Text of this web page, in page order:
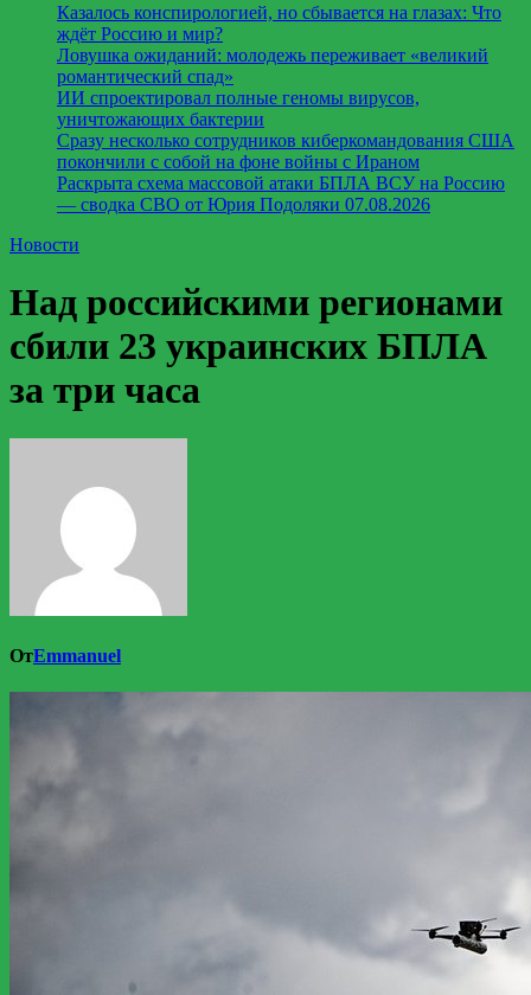
Казалось конспирологией, но сбывается на глазах: Что
ждёт Россию и мир?
Ловушка ожиданий: молодежь переживает «великий
романтический спад»
ИИ спроектировал полные геномы вирусов,
уничтожающих бактерии
Сразу несколько сотрудников киберкомандования США
покончили с собой на фоне войны с Ираном
Раскрыта схема массовой атаки БПЛА ВСУ на Россию
— сводка СВО от Юрия Подоляки 07.08.2026
Новости
Над российскими регионами
сбили 23 украинских БПЛА
за три часа
ОтEmmanuel